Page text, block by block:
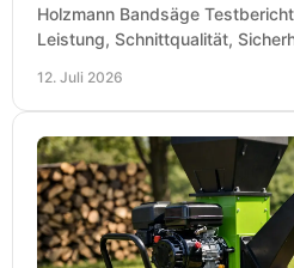
Holzmann Bandsäge
Leistung, Schnittqualität,
12. Juli 2026